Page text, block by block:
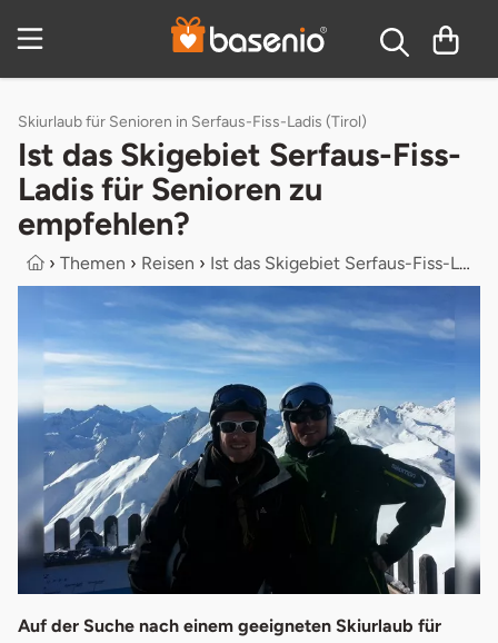
Inhaltsverzeichnis
Skiurlaub für Senioren in Serfaus-Fiss-Ladis (Tirol)
Ist das Skigebiet Serfaus-Fiss-
Ladis für Senioren zu
empfehlen?
› Themen › Reisen › Ist das Skigebiet Serfaus-Fiss-Ladi...
Auf der Suche nach einem geeigneten Skiurlaub für